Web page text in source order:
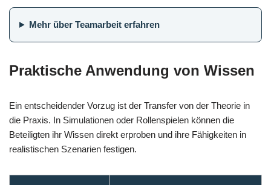
Mehr über Teamarbeit erfahren
Praktische Anwendung von Wissen
Ein entscheidender Vorzug ist der Transfer von der Theorie in
die Praxis. In Simulationen oder Rollenspielen können die
Beteiligten ihr Wissen direkt erproben und ihre Fähigkeiten in
realistischen Szenarien festigen.